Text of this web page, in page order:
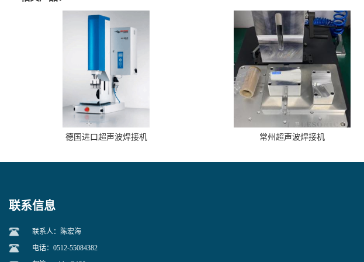
德国进口超声波焊接机 常州超声波焊接机
联系信息
联系人：陈宏海
电话：0512-55084382